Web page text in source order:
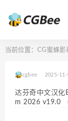
当前位置： CG蜜蜂影
cgbee 2025-
达芬奇中文汉化
m 2026 v19.0